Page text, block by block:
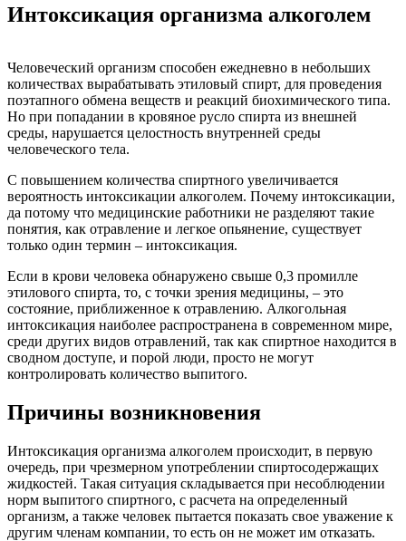
Интоксикация организма алкоголем
Человеческий организм способен ежедневно в небольших
количествах вырабатывать этиловый спирт, для проведения
поэтапного обмена веществ и реакций биохимического типа.
Но при попадании в кровяное русло спирта из внешней
среды, нарушается целостность внутренней среды
человеческого тела.
С повышением количества спиртного увеличивается
вероятность интоксикации алкоголем. Почему интоксикации,
да потому что медицинские работники не разделяют такие
понятия, как отравление и легкое опьянение, существует
только один термин – интоксикация.
Если в крови человека обнаружено свыше 0,3 промилле
этилового спирта, то, с точки зрения медицины, – это
состояние, приближенное к отравлению. Алкогольная
интоксикация наиболее распространена в современном мире,
среди других видов отравлений, так как спиртное находится в
сводном доступе, и порой люди, просто не могут
контролировать количество выпитого.
Причины возникновения
Интоксикация организма алкоголем происходит, в первую
очередь, при чрезмерном употреблении спиртосодержащих
жидкостей. Такая ситуация складывается при несоблюдении
норм выпитого спиртного, с расчета на определенный
организм, а также человек пытается показать свое уважение к
другим членам компании, то есть он не может им отказать.